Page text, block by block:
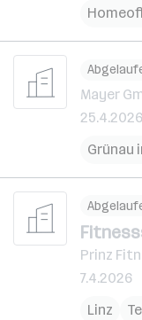
Mayer
25.4.2026
Grünau
Prinz
7.4.2026
Linz